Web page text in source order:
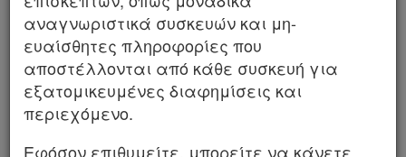
Χρήσιμα
Assistant
Νομολογία
αναγνωριστικά συσκευών και μη-
ευαίσθητες πληροφορίες που
αποστέλλονται από κάθε συσκευή για
εξατομικευμένες διαφημίσεις και
περιεχόμενο.
Εφόσον επιθυμείτε, μπορείτε να κάνετε